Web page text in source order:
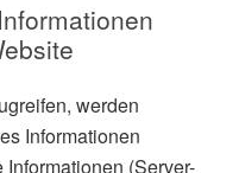
werden
Informationen
(Server-